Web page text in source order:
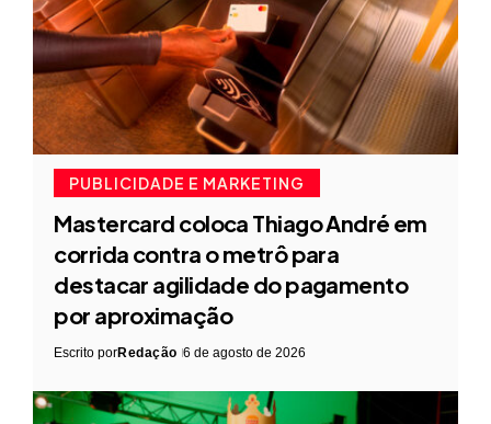
PUBLICIDADE E MARKETING
Mastercard coloca Thiago André em
corrida contra o metrô para
destacar agilidade do pagamento
por aproximação
Escrito porRedação 6 de agosto de 2026